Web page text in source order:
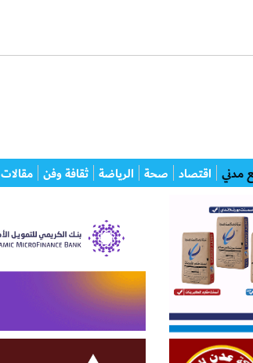
مدني اقتصاد صحة الرياضة ثقافة وفن مقالات